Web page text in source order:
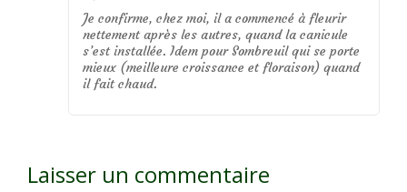
Je confirme, chez moi, il a commencé à fleurir
nettement après les autres, quand la canicule
s’est installée. Idem pour Sombreuil qui se porte
mieux (meilleure croissance et floraison) quand
il fait chaud.
Laisser un commentaire